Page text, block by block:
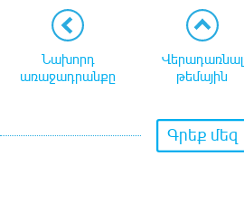
Նախորդ
առաջադրանքը
Վերադառնալ
թեմային
Գրեք մեզ